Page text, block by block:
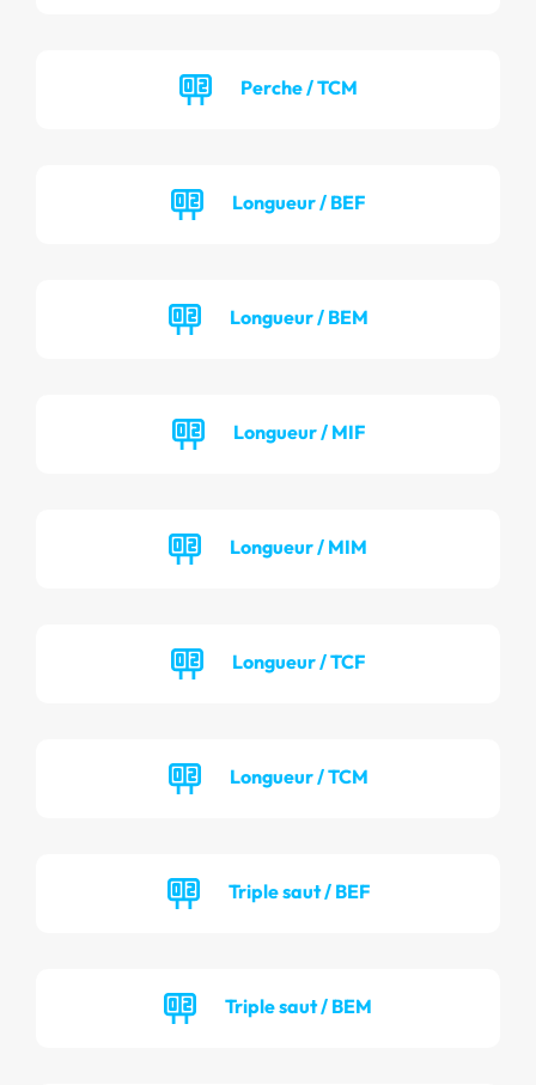
Perche / TCM
Longueur / BEF
Longueur / BEM
Longueur / MIF
Longueur / MIM
Longueur / TCF
Longueur / TCM
Triple saut / BEF
Triple saut / BEM